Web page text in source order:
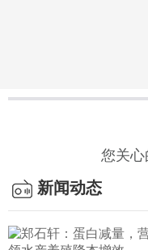
客户案例
您关
新闻动态